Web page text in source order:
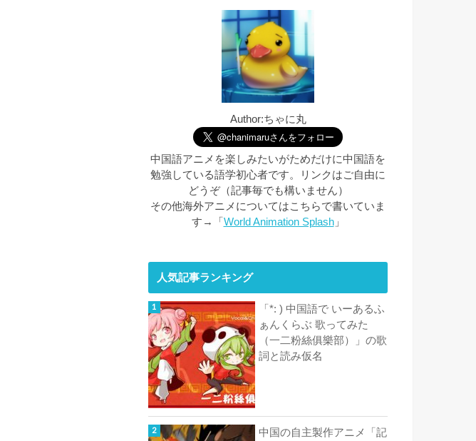
Author:ちゃに丸
中国語アニメを楽しみたいがためだけに中国語を
勉強している語学初心者です。リンクはご自由に
どうぞ（記事毎でも構いません）
その他海外アニメについてはこちらで書いていま
す→「 World Animation Splash」
人気記事ランキング
「*: ) 中国語で いーあるふ
ぁんくらぶ 歌ってみた
（一二粉絲俱樂部）」の歌
詞と読み仮名
中国の自主製作アニメ「記